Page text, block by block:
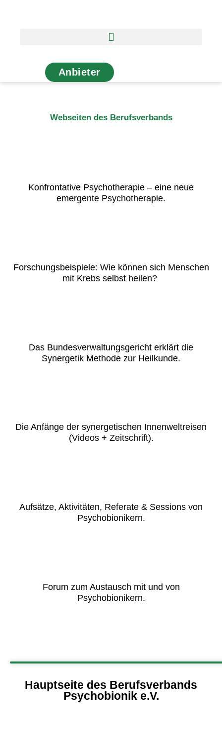
Anbieter
Webseiten des Berufsverbands
Konfrontative Psychotherapie – eine neue
emergente Psychotherapie.
Forschungsbeispiele: Wie können sich Menschen
mit Krebs selbst heilen?
Das Bundesverwaltungsgericht erklärt die
Synergetik Methode zur Heilkunde.
Die Anfänge der synergetischen Innenweltreisen
(Videos + Zeitschrift).
Aufsätze, Aktivitäten, Referate & Sessions von
Psychobionikern.
Forum zum Austausch mit und von
Psychobionikern.
Hauptseite des Berufsverbands
Psychobionik e.V.